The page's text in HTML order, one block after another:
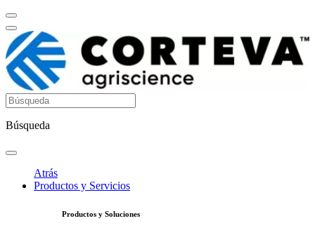
Búsqueda
Atrás
Productos y Servicios
Productos y Soluciones